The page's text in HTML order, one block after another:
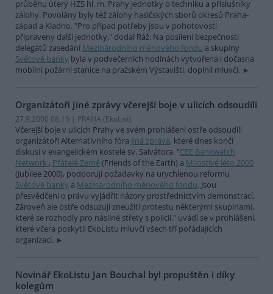
průběhu úterý HZS hl. m. Prahy jednotky o techniku a příslušníky
zálohy. Povolány byly též zálohy hasičských sborů okresů Praha-
západ a Kladno. "Pro případ potřeby jsou v pohotovosti
připraveny další jednotky," dodal Ráž. Na posílení bezpečnosti
delegátů zasedání Mezinárodního měnového fondu a skupiny
Světové banky byla v podvečerních hodinách vytvořena i dočasná
mobilní požární stanice na pražském Výstavišti, doplnil mluvčí.
Organizátoři Jiné zprávy včerejší boje v ulicích odsoudili
27.9.2000 08:15 | PRAHA (EkoList)
Včerejší boje v ulicích Prahy ve svém prohlášení ostře odsoudili
organizátoři Alternativního fóra Jiná zpráva, které dnes končí
diskusí v evangelickém kostele sv. Salvátora. "CEE Bankwatch
Network , Přátelé Země(Friends of the Earth) a Milostivé léto 2000
(Jubilee 2000), podporují požadavky na urychlenou reformu
Světové banky a Mezinárodního měnového fondu. Jsou
přesvědčeni o právu vyjádřit názory prostřednictvím demonstrací.
Zároveň ale ostře odsuzují zneužití protestu některými skupinami,
které se rozhodly pro násilné střety s policii," uvádí se v prohlášení,
které včera poskytli EkoListu mluvčí všech tří pořádajících
organizací.
Novinář EkoListu Jan Bouchal byl propuštěn i díky
kolegům